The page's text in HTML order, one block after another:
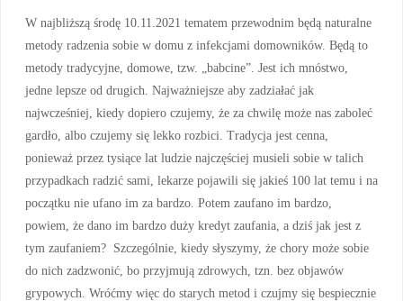
W najbliższą środę 10.11.2021 tematem przewodnim będą naturalne
metody radzenia sobie w domu z infekcjami domowników. Będą to
metody tradycyjne, domowe, tzw. „babcine”. Jest ich mnóstwo,
jedne lepsze od drugich. Najważniejsze aby zadziałać jak
najwcześniej, kiedy dopiero czujemy, że za chwilę może nas zaboleć
gardło, albo czujemy się lekko rozbici. Tradycja jest cenna,
ponieważ przez tysiące lat ludzie najczęściej musieli sobie w talich
przypadkach radzić sami, lekarze pojawili się jakieś 100 lat temu i na
początku nie ufano im za bardzo. Potem zaufano im bardzo,
powiem, że dano im bardzo duży kredyt zaufania, a dziś jak jest z
tym zaufaniem? Szczególnie, kiedy słyszymy, że chory może sobie
do nich zadzwonić, bo przyjmują zdrowych, tzn. bez objawów
grypowych. Wróćmy więc do starych metod i czujmy się bespiecznie